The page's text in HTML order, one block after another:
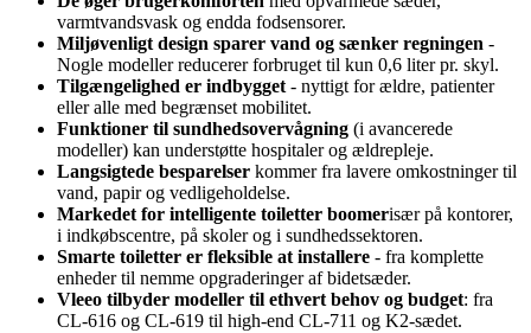
varmtvandsvask og endda fodsensorer.
Miljøvenligt design sparer vand og sænker regningen -
Nogle modeller reducerer forbruget til kun 0,6 liter pr. skyl.
Tilgængelighed er indbygget - nyttigt for ældre, patienter
eller alle med begrænset mobilitet.
Funktioner til sundhedsovervågning (i avancerede
modeller) kan understøtte hospitaler og ældrepleje.
Langsigtede besparelser kommer fra lavere omkostninger til
vand, papir og vedligeholdelse.
Markedet for intelligente toiletter boomerisær på kontorer,
i indkøbscentre, på skoler og i sundhedssektoren.
Smarte toiletter er fleksible at installere - fra komplette
enheder til nemme opgraderinger af bidetsæder.
Vleeo tilbyder modeller til ethvert behov og budget: fra
CL-616 og CL-619 til high-end CL-711 og K2-sædet.